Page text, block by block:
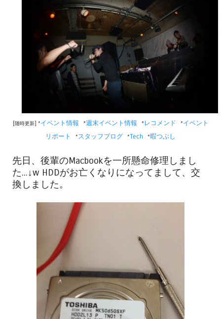
[随時更新] *イベント情報 *週末イベント情報 * レコメンド *イベント
リポート
*スタッフブログ *Tech *暇つぶし
先日、後輩のMacbookを一所懸命修理しまし
た...↓w HDDがお亡くなりになってまして、交
換しました。